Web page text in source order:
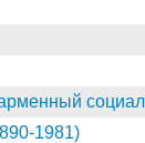
1981)